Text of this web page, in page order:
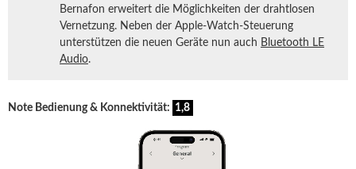
Bernafon erweitert die Möglichkeiten der drahtlosen
Vernetzung. Neben der Apple-Watch-Steuerung
unterstützen die neuen Geräte nun auch Bluetooth LE
Audio.
Note Bedienung & Konnektivität: 1,8